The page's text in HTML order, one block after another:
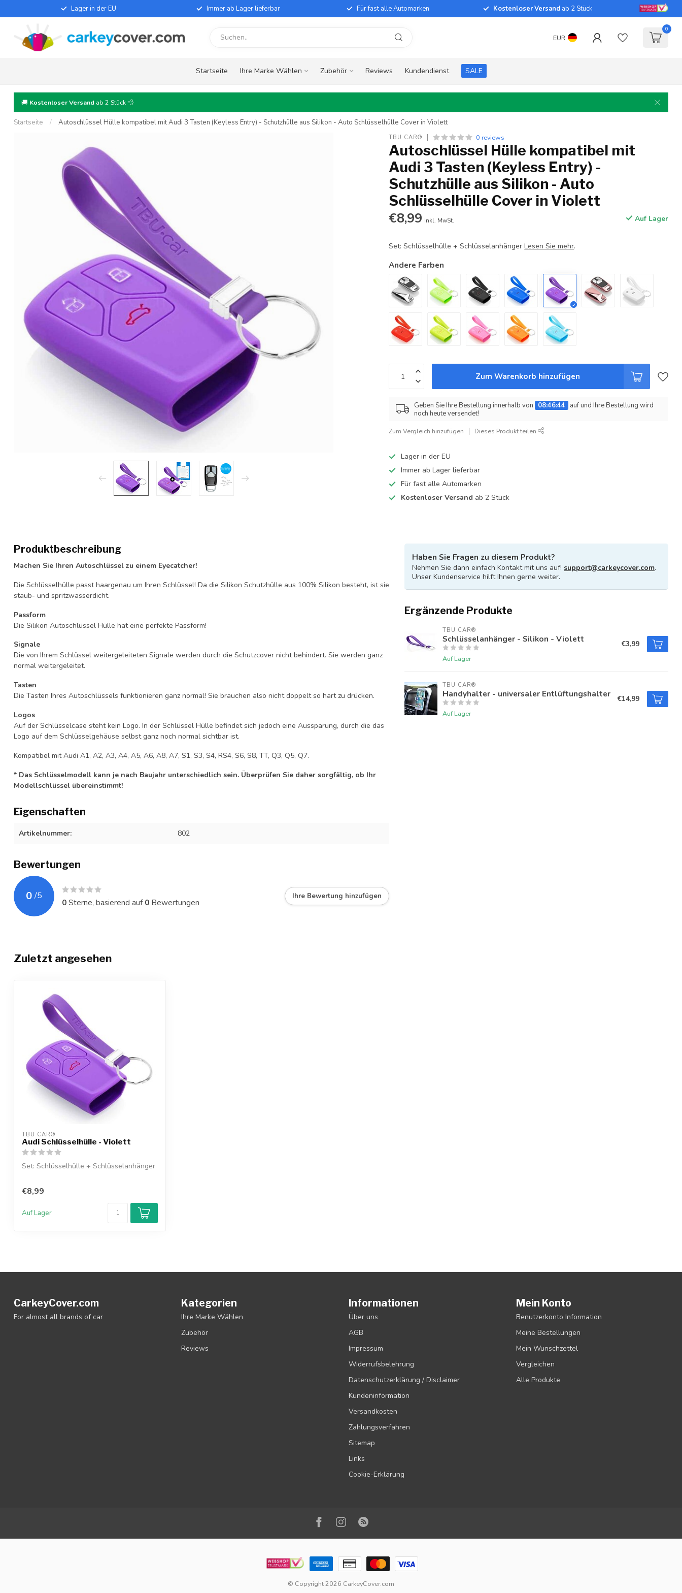
Lager in der EU Immer ab Lager lieferbar Für fast alle Automarken Kostenloser Versand ab 2 Stück
EUR
0
Startseite Ihre Marke Wählen Zubehör Reviews Kundendienst SALE
🚚 Kostenloser Versand ab 2 Stück 💨
Startseite / Autoschlüssel Hülle kompatibel mit Audi 3 Tasten (Keyless Entry) - Schutzhülle aus Silikon - Auto Schlüsselhülle Cover in Violett
TBU CAR® 0 reviews
Autoschlüssel Hülle kompatibel mit
Audi 3 Tasten (Keyless Entry) -
Schutzhülle aus Silikon - Auto
Schlüsselhülle Cover in Violett
€8,99 Inkl. MwSt. Auf Lager
Set: Schlüsselhülle + SchlüsselanhängerLesen Sie mehr.
Andere Farben
Zum Warenkorb hinzufügen
Geben Sie Ihre Bestellung innerhalb von 08:46:43
auf und Ihre Bestellung wird
noch heute versendet!
Zum Vergleich hinzufügen Dieses Produkt teilen
Lager in der EU
Immer ab Lager lieferbar
Für fast alle Automarken
Kostenloser Versand ab 2 Stück
Produktbeschreibung
Machen Sie Ihren Autoschlüssel zu einem Eyecatcher!
Die Schlüsselhülle passt haargenau um Ihren Schlüssel! Da die Silikon Schutzhülle aus 100% Silikon besteht, ist sie
staub- und spritzwasserdicht.
Passform
Die Silikon Autoschlüssel Hülle hat eine perfekte Passform!
Signale
Die von Ihrem Schlüssel weitergeleiteten Signale werden durch die Schutzcover nicht behindert. Sie werden ganz
normal weitergeleitet.
Tasten
Die Tasten Ihres Autoschlüssels funktionieren ganz normal! Sie brauchen also nicht doppelt so hart zu drücken.
Logos
Auf der Schlüsselcase steht kein Logo. In der Schlüssel Hülle befindet sich jedoch eine Aussparung, durch die das
Logo auf dem Schlüsselgehäuse selbst ganz noch normal sichtbar ist.
Kompatibel mit Audi A1, A2, A3, A4, A5, A6, A8, A7, S1, S3, S4, RS4, S6, S8, TT, Q3, Q5, Q7.
* Das Schlüsselmodell kann je nach Baujahr unterschiedlich sein. Überprüfen Sie daher sorgfältig, ob Ihr
Modellschlüssel übereinstimmt!
Eigenschaften
Artikelnummer: 802
Bewertungen
0 /5
0Sterne, basierend auf0 Bewertungen
Ihre Bewertung hinzufügen
Haben Sie Fragen zu diesem Produkt?
Nehmen Sie dann einfach Kontakt mit uns auf! support@carkeycover.com.
Unser Kundenservice hilft Ihnen gerne weiter.
Ergänzende Produkte
TBU CAR®
Schlüsselanhänger - Silikon - Violett
Auf Lager
€3,99
TBU CAR®
Handyhalter - universaler Entlüftungshalter
Auf Lager
€14,99
Zuletzt angesehen
TBU CAR®
Audi Schlüsselhülle - Violett
Set: Schlüsselhülle + Schlüsselanhänger
€8,99
Auf Lager
CarkeyCover.com
For almost all brands of car
Kategorien
Ihre Marke Wählen
Zubehör
Reviews
Informationen
Über uns
AGB
Impressum
Widerrufsbelehrung
Datenschutzerklärung / Disclaimer
Kundeninformation
Versandkosten
Zahlungsverfahren
Sitemap
Links
Cookie-Erklärung
Mein Konto
Benutzerkonto Information
Meine Bestellungen
Mein Wunschzettel
Vergleichen
Alle Produkte
© Copyright 2026 CarkeyCover.com